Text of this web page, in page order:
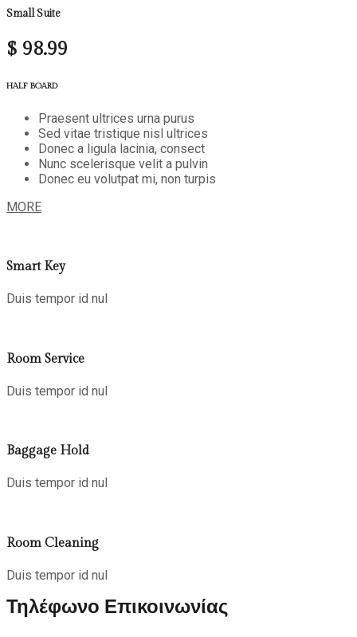
Small Suite
$ 98.99
HALF BOARD
Praesent ultrices urna purus
Sed vitae tristique nisl ultrices
Donec a ligula lacinia, consect
Nunc scelerisque velit a pulvin
Donec eu volutpat mi, non turpis
MORE
Smart Key
Duis tempor id nul
Room Service
Duis tempor id nul
Baggage Hold
Duis tempor id nul
Room Cleaning
Duis tempor id nul
Τηλέφωνο Επικοινωνίας